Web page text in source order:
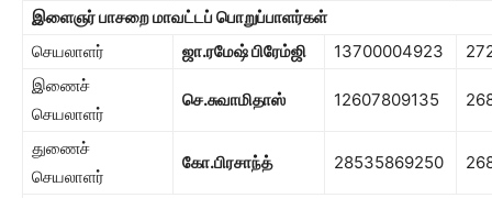
இளைஞர் பாசறைமாவட்டப் பொறுப்பாளர்கள்
செயலாளர்
ஜா.ரமேஷ் பிரேம்ஜி 13700004923
இணைச்
செயலாளர்
செ.சுவாமிதாஸ் 12607809135
துணைச்
செயலாளர்
கோ.பிரசாந்த் 28535869250